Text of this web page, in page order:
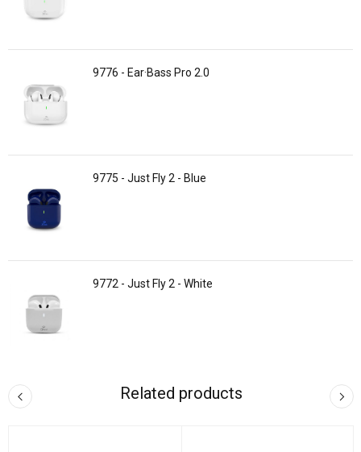
9776 - Ear·Bass Pro 2.0
9775 - Just Fly 2 - Blue
9772 - Just Fly 2 - White
Related products